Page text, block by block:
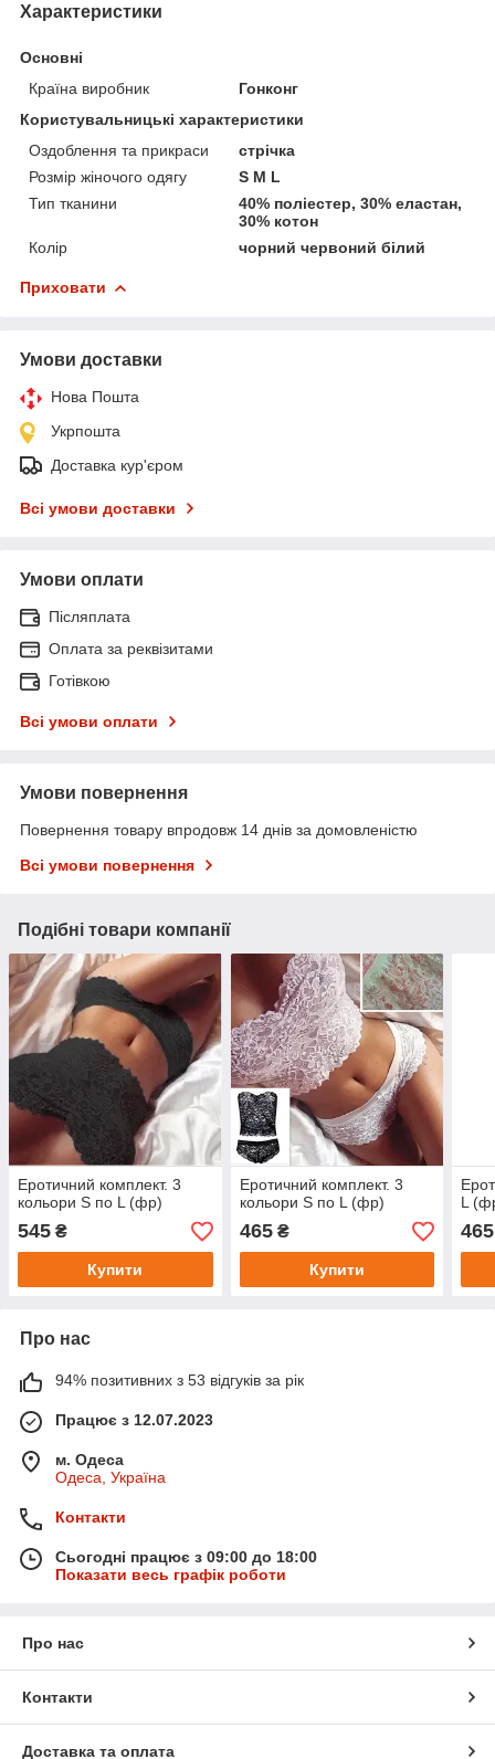
Характеристики
Основні
Країна виробник
Гонконг
Користувальницькі характеристики
Оздоблення та прикраси
стрічка
Розмір жіночого одягу
S M L
Тип тканини
40% поліестер, 30% еластан,
30% котон
Колір
чорний червоний білий
Приховати
Умови доставки
Нова Пошта
Укрпошта
Доставка кур'єром
Всі умови доставки
Умови оплати
Післяплата
Оплата за реквізитами
Готівкою
Всі умови оплати
Умови повернення
Повернення товару впродовж 14 днів за домовленістю
Всі умови повернення
Подібні товари компанії
Еротичний комплект. 3
кольори S по L (фр)
545 ₴
Купити
Еротичний комплект. 3
кольори S по L (фр)
465₴
Купити
L
465
Про нас
94% позитивних з 53 відгуків за рік
Працює з 12.07.2023
м. Одеса
Одеса, Україна
Контакти
Сьогодні працює з 09:00 до 18:00
Показати весь графік роботи
Про нас
Контакти
Доставка та оплата